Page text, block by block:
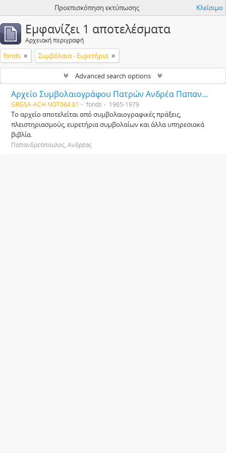
Προεπισκόπηση εκτύπωσης Κλείσιμο
Εμφανίζει 1 αποτελέσματα
Αρχειακή περιγραφή
fonds Συμβόλαια - Ευρετήρια
Advanced search options
Αρχείο Συμβολαιογράφου Πατρών Ανδρέα Παπανδρεόπουλου
GRGSA-ACH NOT064.01 fonds 1965-1979
Το αρχείο αποτελείται από συμβολαιογραφικές πράξεις,
πλειστηριασμούς, ευρετήρια συμβολαίων και άλλα υπηρεσιακά
βιβλία.
Παπανδρεόπουλος, Ανδρέας